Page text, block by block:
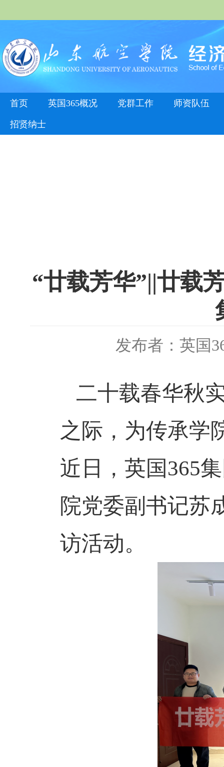
首页 英国365概况 党群工作 师资队伍
招贤纳士
“廿载芳华”||廿载
发布者：英国
二十载春华秋
之际，为传承学
近日，英国365
院党委副书记苏
访活动。